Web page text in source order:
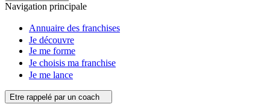
Navigation principale
Annuaire des franchises
Je découvre
Je me forme
Je choisis ma franchise
Je me lance
Etre rappelé par un coach